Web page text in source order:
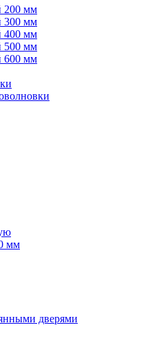
200 мм
300 мм
400 мм
500 мм
600 мм
мм
дверями